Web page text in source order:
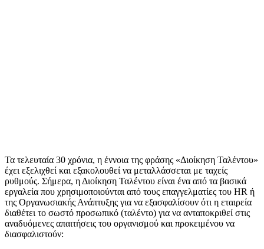
Τα τελευταία 30 χρόνια, η έννοια της φράσης «Διοίκηση Ταλέντου»
έχει εξελιχθεί και εξακολουθεί να μεταλλάσσεται με ταχείς
ρυθμούς. Σήμερα, η Διοίκηση Ταλέντου είναι ένα από τα βασικά
εργαλεία που χρησιμοποιούνται από τους επαγγελματίες του HR ή
της Οργανωσιακής Ανάπτυξης για να εξασφαλίσουν ότι η εταιρεία
διαθέτει το σωστό προσωπικό (ταλέντο) για να ανταποκριθεί στις
αναδυόμενες απαιτήσεις του οργανισμού και προκειμένου να
διασφαλιστούν: